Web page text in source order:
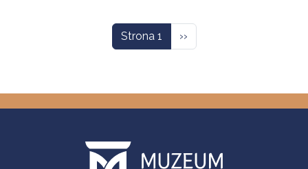
Strona 1 Następna strona
››